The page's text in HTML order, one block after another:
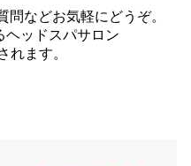
問などお気軽にどうぞ。
ヘッドスパサロン
れます。